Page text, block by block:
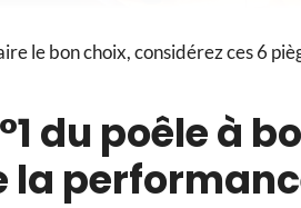
le bon choix, considérez ces 6
du poêle à
la